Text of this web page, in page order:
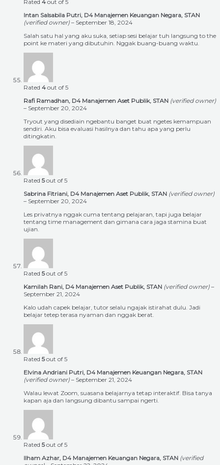
Rated 4 out of 5
Intan Salsabila Putri, D4 Manajemen Keuangan Negara, STAN
(verified owner) – September 18, 2024
Salah satu hal yang aku suka, setiap sesi belajar tuh langsung to the
point ke materi yang dibutuhin. Nggak buang-buang waktu.
Rated 4 out of 5
Rafi Ramadhan, D4 Manajemen Aset Publik, STAN (verified owner)
– September 20, 2024
Tryout yang disediain ngebantu banget buat ngetes kemampuan
sendiri. Aku bisa evaluasi hasilnya dan tahu apa yang perlu
ditingkatin.
Rated 5out of 5
Sabrina Fitriani, D4 Manajemen Aset Publik, STAN (verified owner)
– September 20, 2024
Les privatnya nggak cuma tentang pelajaran, tapi juga belajar
tentang time management dan gimana cara jaga stamina buat
ujian.
Rated 5out of 5
Kamilah Rani, D4 Manajemen Aset Publik, STAN (verified owner) –
September 21, 2024
Kalo udah capek belajar, tutor selalu ngajak istirahat dulu. Jadi
belajar tetep terasa nyaman dan nggak berat.
Rated 5out of 5
Elvina Andriani Putri, D4 Manajemen Keuangan Negara, STAN
(verified owner) – September 21, 2024
Walau lewat Zoom, suasana belajarnya tetap interaktif. Bisa tanya
kapan aja dan langsung dibantu sampai ngerti.
Rated 5out of 5
Ilham Azhar, D4 Manajemen Keuangan Negara, STAN (verified